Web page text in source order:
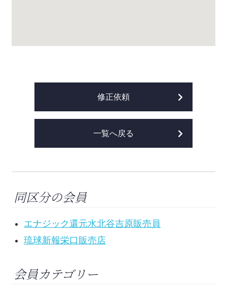
修正依頼
一覧へ戻る
同区分の会員
エナジック還元水北谷吉原販売員
琉球新報栄口販売店
会員カテゴリー